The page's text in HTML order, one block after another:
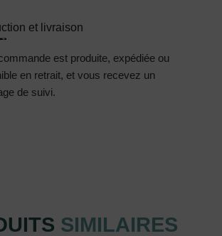
et livraison
est produite, expédiée ou
en retrait, et vous recevez un
de suivi.
SIMILAIRES